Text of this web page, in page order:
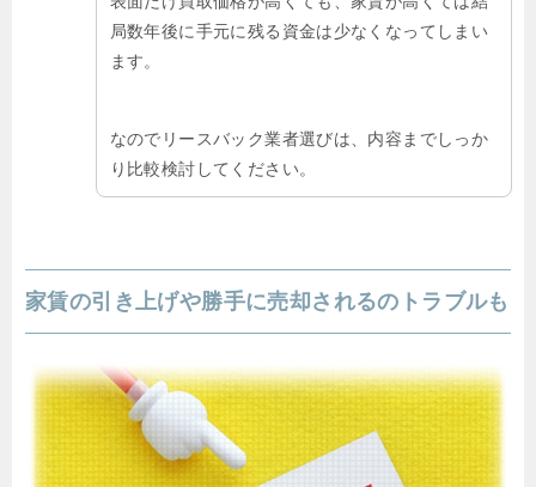
局数年後に手元に残る資金は少なくなってしまい
ます。
なのでリースバック業者選びは、内容までしっか
り比較検討してください。
家賃の引き上げや勝手に売却されるのトラブルも